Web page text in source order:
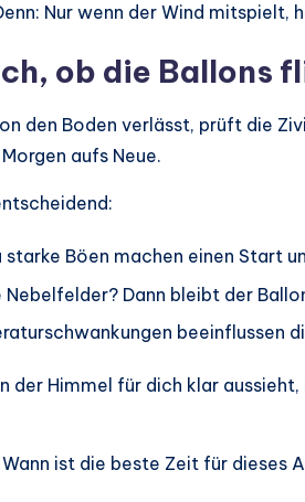
Nur wenn der Wind mitspielt,
ob die Ballons
den Boden verlässt, prüft die
aufs Neue.
starke Böen machen einen Start
Nebelfelder? Dann bleibt der
beeinflussen
der Himmel für dich klar
ist die beste Zeit für dieses